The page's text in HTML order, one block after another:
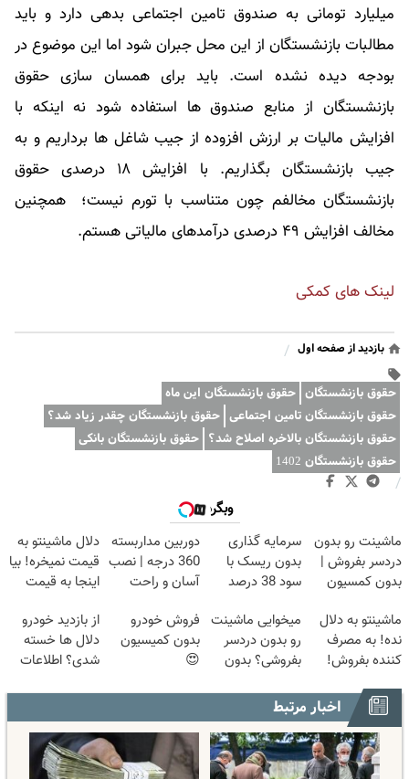
میلیارد تومانی به صندوق تامین اجتماعی بدهی دارد و باید
مطالبات بازنشستگان از این محل جبران شود اما این موضوع در
بودجه دیده نشده است. باید برای همسان سازی حقوق
بازنشستگان از منابع صندوق ها استفاده شود نه اینکه با
افزایش مالیات بر ارزش افزوده از جیب شاغل ها برداریم و به
جیب بازنشستگان بگذاریم. با افزایش ۱۸ درصدی حقوق
بازنشستگان مخالفم چون متناسب با تورم نیست؛ همچنین
مخالف افزایش ۴۹ درصدی درآمدهای مالیاتی هستم.
لینک های کمکی
بازدید از صفحه اول /
حقوق بازنشستگان حقوق بازنشستگان این ماه
حقوق بازنشستگان تامین اجتماعی حقوق بازنشستگان چقدر زیاد شد؟
حقوق بازنشستگان بالاخره اصلاح شد؟ حقوق بازنشستگان بانکی
حقوق بازنشستگان 1402
/
وبگردی
ماشینت رو بدون
دردسر بفروش |
بدون کمسیون
سرمایه گذاری
بدون ریسک با
سود 38 درصد
دوربین مداربسته
360 درجه | نصب
آسان و راحت
دلال ماشینتو به
قیمت نمیخره! بیا
اینجا به قیمت
خریدار واقعی*
ماشینتو به دلال
نده! به مصرف
کننده بفروش!
یک تماس
میخوایی ماشینت
رو بدون دردسر
بفروشی؟ بدون
فروش خودرو
بدون کمیسیون
😍
از بازدید خودرو
دلال ها خسته
شدی؟ اطلاعات
اخبار مرتبط